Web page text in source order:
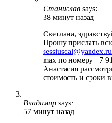
Станислав says:
38 минут назад
Светлана,
Прошу прислать
sessiusdal@yandex.ru
max по номеру +7
Анастасия
стоимость и сроки
Владимир says:
57 минут назад